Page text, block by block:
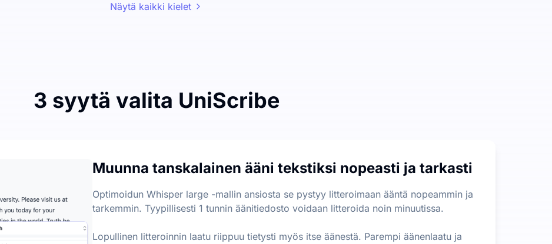
Näytä kaikki kielet
3 syytä valita UniScribe
kuukausittain, päivittäisellä tiedostorajarajalla 3. Tiedoston pituudelle tai koolle ei ole rajoituksia, mikä on
lisäksi
ja pääkohtia ääni- ja videotiedostoista, mikä auttaa sinua poimimaan nopeasti tärkeimmät tiedot pitkästä sisällöstä.
Muunna tanskalainen ääni tekstiksi nopeasti ja tarkasti
Optimoidun Whisper large -mallin ansiosta se pystyy litteroimaan ääntä nopeammin ja
tarkemmin. Tyypillisesti 1 tunnin äänitiedosto voidaan litteroida noin minuutissa.
Lopullinen litteroinnin laatu riippuu tietysti myös itse äänestä. Parempi äänenlaatu ja